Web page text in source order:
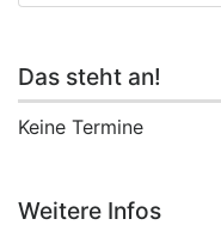
Das steht an!
Keine Termine
Weitere Infos